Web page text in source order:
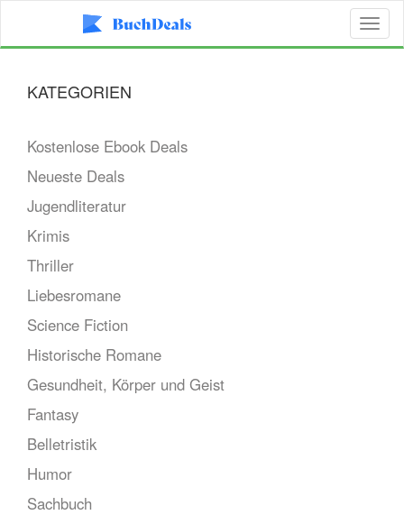
KATEGORIEN
Kostenlose Ebook Deals
Neueste Deals
Jugendliteratur
Krimis
Thriller
Liebesromane
Science Fiction
Historische Romane
Gesundheit, Körper und Geist
Fantasy
Belletristik
Humor
Sachbuch